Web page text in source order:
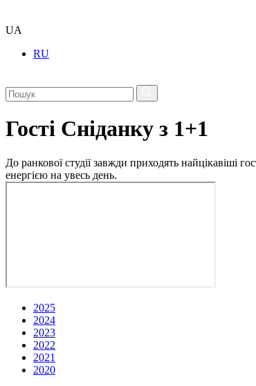
UA
RU
Гості Сніданку з 1+1
До ранкової студії завжди приходять найцікавіші
енергією на увесь день.
2025
2024
2023
2022
2021
2020